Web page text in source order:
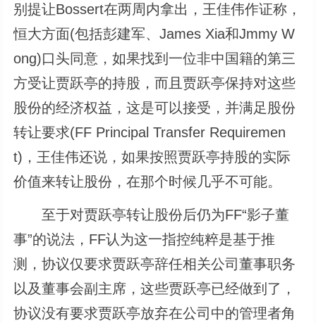
别提让Bossert在两周内拿出，王佳伟作证称，
恒大方面(包括彭建军、James Xia和Jmmy W
ong)口头同意，如果找到一位非中国籍的第三
方受让贾跃亭的持股，而且贾跃亭保持对这些
股份的经济权益，这是可以接受，并满足股份
转让要求(FF Principal Transfer Requiremen
t)，王佳伟还说，如果按照贾跃亭持股的实际
价值来转让股份，在那个时候几乎不可能。
至于对贾跃亭转让股份后仍为FF“影子董
事”的说法，FF认为这一指控纯粹是基于推
测，协议仅要求贾跃亭辞任相关公司董事职务
以及董事会副主席，这些贾跃亭已经做到了，
协议没有要求贾跃亭放弃在公司中的管理者角